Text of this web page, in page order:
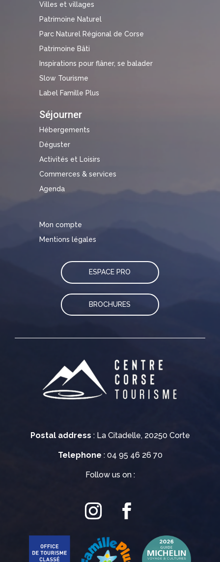
Postal address : La Citadelle, 20250 Corte
Telephone : 04 95 46 26 70
Follow us on :
Villes et villages
Patrimoine Naturel
Parc Naturel Régional de Corse
Patrimoine Bâti
Inspirations pour flâner, se balader
Slow Tourisme
Label Famille Plus
Séjourner
Hébergements
Déguster
Activités et Loisirs
Commerces & services
Agenda
Mon compte
Mentions légales
ESPACE PRO
BROCHURES